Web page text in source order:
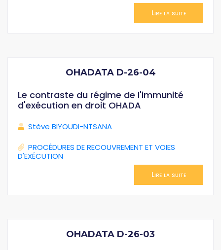
Lire la suite
OHADATA D-26-04
Le contraste du régime de l'immunité
d'exécution en droit OHADA
Stève BIYOUDI-NTSANA
PROCÉDURES DE RECOUVREMENT ET VOIES
D'EXÉCUTION
Lire la suite
OHADATA D-26-03